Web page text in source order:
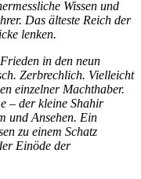
Wissen und
Das älteste Reich der
lenken.
in den neun
Zerbrechlich. Vielleicht
einzelner Machthaber.
– der kleine Shahir
und Ansehen. Ein
zu einem Schatz
Einöde der